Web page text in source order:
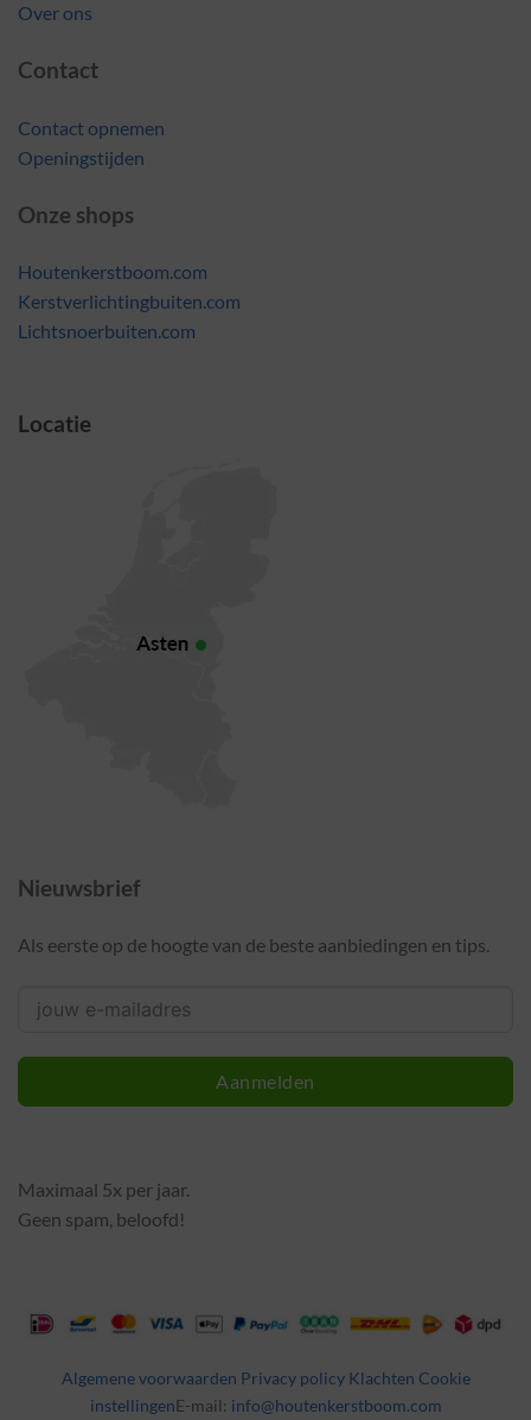
Over ons
Contact
Contact opnemen
Openingstijden
Onze shops
Houtenkerstboom.com
Kerstverlichtingbuiten.com
Lichtsnoerbuiten.com
Locatie
Nieuwsbrief
Als eerste op de hoogte van de beste aanbiedingen en tips.
Aanmelden
Maximaal 5x per jaar.
Geen spam, beloofd!
Algemene voorwaarden Privacy policy Klachten Cookie
instellingenE-mail: info@houtenkerstboom.com